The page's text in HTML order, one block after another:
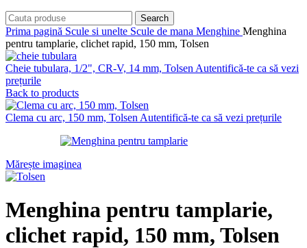
Search
Prima pagină Scule si unelte Scule de mana Menghine Menghina
pentru tamplarie, clichet rapid, 150 mm, Tolsen
Cheie tubulara, 1/2", CR-V, 14 mm, Tolsen Autentifică-te ca să vezi
prețurile
Back to products
Clema cu arc, 150 mm, Tolsen Autentifică-te ca să vezi prețurile
Mărește imaginea
Menghina pentru tamplarie,
clichet rapid, 150 mm, Tolsen